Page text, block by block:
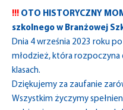
!!! OTO HISTORYCZNY
szkolnego w Branżowej
Dnia 4 września 2023 roku
młodzież, która rozpoczyna
klasach.
Dziękujemy za zaufanie
Wszystkim życzymy